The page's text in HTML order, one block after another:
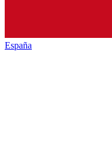
España